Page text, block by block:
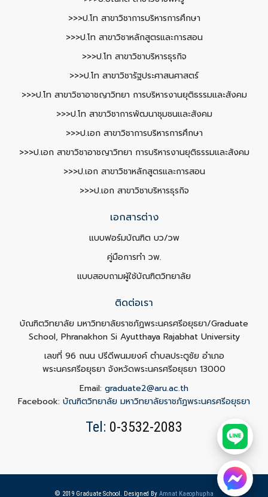
>>>ป.โท สาขาวิชาการบริหารการศึกษา
>>>ป.โท สาขาวิชาหลักสูตรและการสอน
>>>ป.โท สาขาวิชาบริหารธุรกิจ
>>>ป.โท สาขาวิชารัฐประศาสนศาสตร์
>>>ป.โท สาขาวิชาอาชญาวิทยา การบริหารงานยุติธรรมและสังคม
>>>ป.โท สาขาวิชาการพัฒนาชุมชนและสังคม
>>>ป.เอก สาขาวิชาการบริหารการศึกษา
>>>ป.เอก สาขาวิชาอาชญาวิทยา การบริหารงานยุติธรรมและสังคม
>>>ป.เอก สาขาวิชาหลักสูตรและการสอน
>>>ป.เอก สาขาวิชาบริหารธุรกิจ
เอกสารต่าง
แบบฟอร์มบัณฑิต บว/วพ
คู่มือการทำ วพ.
แบบสอบถามผู้ใช้บัณฑิตวิทยาลัย
ติดต่อเรา
บัณฑิตวิทยาลัย มหาวิทยาลัยราชภัฏพระนครศรีอยุธยา/Graduate
School, Phranakhon Si Ayutthaya Rajabhat University
เลขที่ 96 ถนน ปรีดีพนมยงค์ ตำบลประตูชัย อำเภอ
พระนครศรีอยุธยา จังหวัดพระนครศรีอยุธยา 13000
Email: graduate2@aru.ac.th
Facebook: บัณฑิตวิทยาลัย มหาวิทยาลัยราชภัฏพระนครศรีอยุธยา
Tel: 0-3532-2083
© 2019 Graduate School. Designed By Amnat Kaeophupha